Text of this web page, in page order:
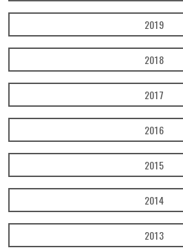
2019
2018
2017
2016
2015
2014
2013